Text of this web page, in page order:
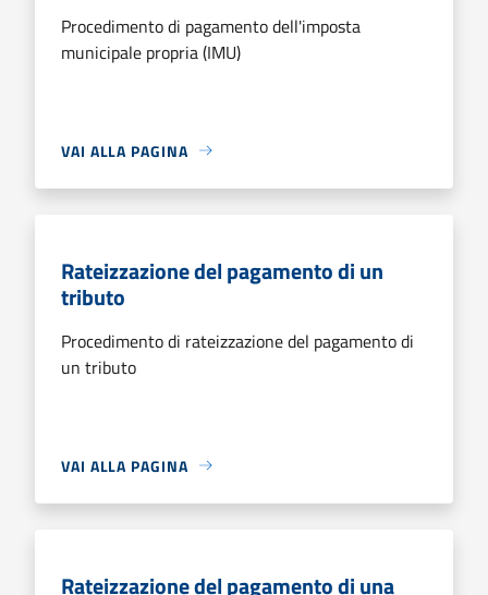
Procedimento di pagamento dell'imposta
municipale propria (IMU)
VAI ALLA PAGINA
Rateizzazione del pagamento di un
tributo
Procedimento di rateizzazione del pagamento di
un tributo
VAI ALLA PAGINA
Rateizzazione del pagamento di una